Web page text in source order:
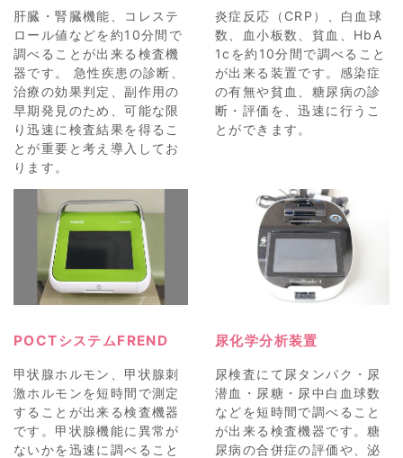
肝臓・腎臓機能、コレステ
ロール値などを約10分間で
調べることが出来る検査機
器です。 急性疾患の診断、
治療の効果判定、副作用の
早期発見のため、可能な限
り迅速に検査結果を得るこ
とが重要と考え導入してお
ります。
炎症反応（CRP）、白血球
数、血小板数、貧血、HbA
1cを約10分間で調べること
が出来る装置です。感染症
の有無や貧血、糖尿病の診
断・評価を、迅速に行うこ
とができます。
POCTシステムFREND
甲状腺ホルモン、甲状腺刺
激ホルモンを短時間で測定
することが出来る検査機器
です。甲状腺機能に異常が
ないかを迅速に調べること
尿化学分析装置
尿検査にて尿タンパク・尿
潜血・尿糖・尿中白血球数
などを短時間で調べること
が出来る検査機器です。糖
尿病の合併症の評価や、泌